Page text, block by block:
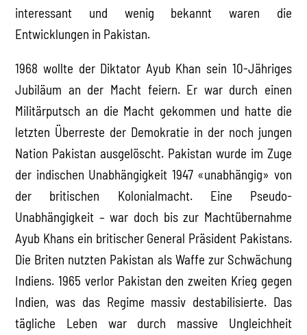
interessant und wenig bekannt waren die
Entwicklungen in Pakistan.
1968 wollte der Diktator Ayub Khan sein 10-Jähriges
Jubiläum an der Macht feiern. Er war durch einen
Militärputsch an die Macht gekommen und hatte die
letzten Überreste der Demokratie in der noch jungen
Nation Pakistan ausgelöscht. Pakistan wurde im Zuge
der indischen Unabhängigkeit 1947 «unabhängig» von
der britischen Kolonialmacht. Eine Pseudo-
Unabhängigkeit – war doch bis zur Machtübernahme
Ayub Khans ein britischer General Präsident Pakistans.
Die Briten nutzten Pakistan als Waffe zur Schwächung
Indiens. 1965 verlor Pakistan den zweiten Krieg gegen
Indien, was das Regime massiv destabilisierte. Das
tägliche Leben war durch massive Ungleichheit